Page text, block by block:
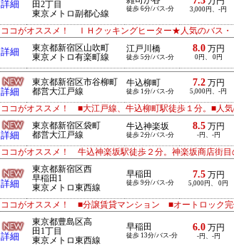
詳細
田2丁目
東京メトロ副都心線
徒歩 6分/バス-分 3,000円、-円
ココがオススメ！ ＩＨクッキングヒーター★人気のバス
詳細
東京都新宿区山吹町
東京メトロ有楽町線
江戸川橋
徒歩 5分/バス-分
8.0万円
0円、 0円
詳細
東京都新宿区市谷柳町
都営大江戸線
牛込柳町
徒歩 1分/バス-分
7.2万円
5,000円、-円
ココがオススメ！ ■大江戸線、牛込柳町駅徒歩１分。■人
詳細
東京都新宿区袋町
都営大江戸線
牛込神楽坂
徒歩 2分/バス-分
8.5万円
-円、-円
ココがオススメ！ 牛込神楽坂駅徒歩２分。神楽坂商店街目
詳細
東京都新宿区西
早稲田1
東京メトロ東西線
早稲田
徒歩 9分/バス-分
7.5万円
5,000円、 0円
ココがオススメ！ ■分譲賃貸マンション ■オートロック
詳細
東京都豊島区高
田1丁目
東京メトロ東西線
早稲田
徒歩 13分/バス-分
6.0万円
-円、-円